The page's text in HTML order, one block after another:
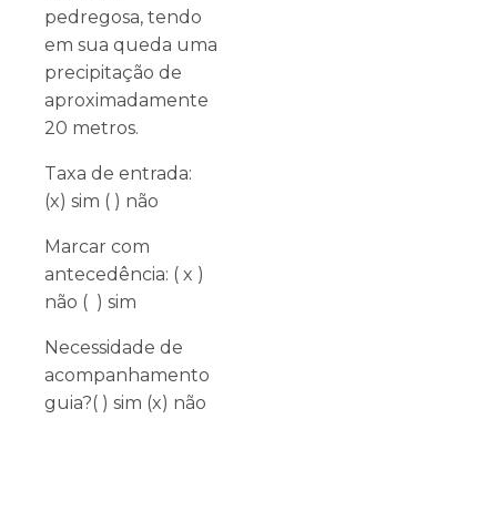
pedregosa, tendo
em sua queda uma
precipitação de
aproximadamente
20 metros.
Taxa de entrada:
(x) sim ( ) não
Marcar com
antecedência: ( x )
não ( ) sim
Necessidade de
acompanhamento
guia?( ) sim (x) não